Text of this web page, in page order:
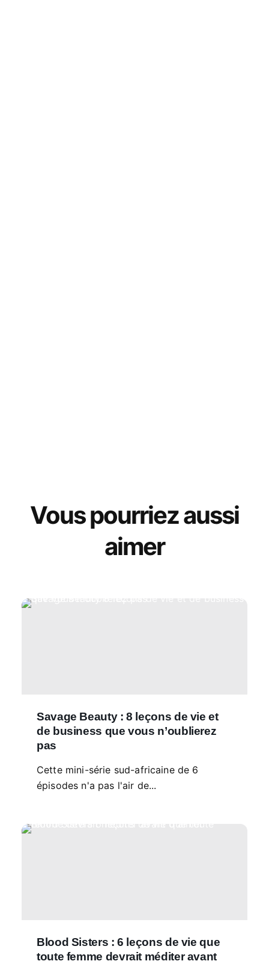
Vous pourriez aussi
aimer
Savage Beauty : 8 leçons de vie et
de business que vous n’oublierez
pas
Cette mini-série sud-africaine de 6
épisodes n'a pas l'air de...
Blood Sisters : 6 leçons de vie que
toute femme devrait méditer avant